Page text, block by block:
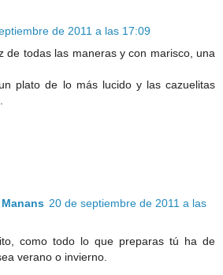
de 2011 a las 17:09
de todas las maneras y con marisco, una
plato de lo más lucido y las cazuelitas
20 de septiembre de 2011 a las
como todo lo que preparas tú ha de
verano o invierno.